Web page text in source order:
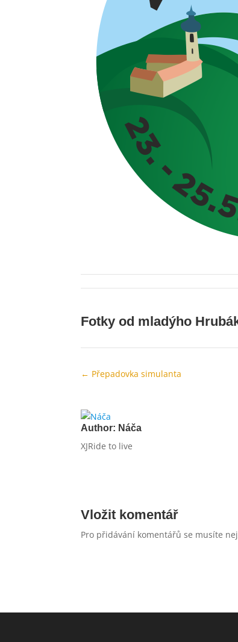
Fotky od mladýho
← Přepadovka simulanta
Author: Náča
XJRide to live
Vložit komentář
Pro přidávání komentářů se musíte